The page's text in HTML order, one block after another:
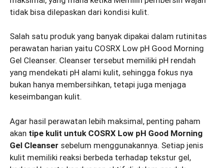
tidak bisa dilepaskan dari kondisi kulit.
Salah satu produk yang banyak dipakai dalam rutinitas
perawatan harian yaitu COSRX Low pH Good Morning
Gel Cleanser. Cleanser tersebut memiliki pH rendah
yang mendekati pH alami kulit, sehingga fokus nya
bukan hanya membersihkan, tetapi juga menjaga
keseimbangan kulit.
Agar hasil perawatan lebih maksimal, penting paham
akan tipe kulit untuk COSRX Low pH Good Morning
Gel Cleanser sebelum menggunakannya. Setiap jenis
kulit memiliki reaksi berbeda terhadap tekstur gel,